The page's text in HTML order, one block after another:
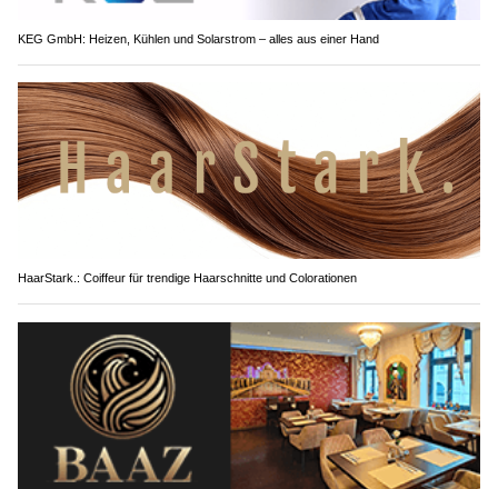
KEG GmbH: Heizen, Kühlen und Solarstrom – alles aus einer Hand
HaarStark.: Coiffeur für trendige Haarschnitte und Colorationen